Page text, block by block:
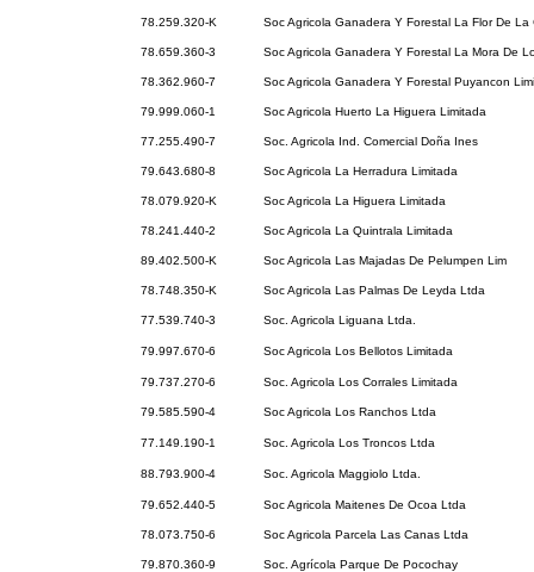
78.259.320-K Soc Agricola Ganadera Y Forestal La Flor De La
78.659.360-3 Soc Agricola Ganadera Y Forestal La Mora De
78.362.960-7 Soc Agricola Ganadera Y Forestal Puyancon
79.999.060-1 Soc Agricola Huerto La Higuera Limitada
77.255.490-7 Soc. Agricola Ind. Comercial Doña Ines
79.643.680-8 Soc Agricola La Herradura Limitada
78.079.920-K Soc Agricola La Higuera Limitada
78.241.440-2 Soc Agricola La Quintrala Limitada
89.402.500-K Soc Agricola Las Majadas De Pelumpen Lim
78.748.350-K Soc Agricola Las Palmas De Leyda Ltda
77.539.740-3 Soc. Agricola Liguana Ltda.
79.997.670-6 Soc Agricola Los Bellotos Limitada
79.737.270-6 Soc. Agricola Los Corrales Limitada
79.585.590-4 Soc Agricola Los Ranchos Ltda
77.149.190-1 Soc. Agricola Los Troncos Ltda
88.793.900-4 Soc. Agricola Maggiolo Ltda.
79.652.440-5 Soc Agricola Maitenes De Ocoa Ltda
78.073.750-6 Soc Agricola Parcela Las Canas Ltda
79.870.360-9 Soc. Agrícola Parque De Pocochay